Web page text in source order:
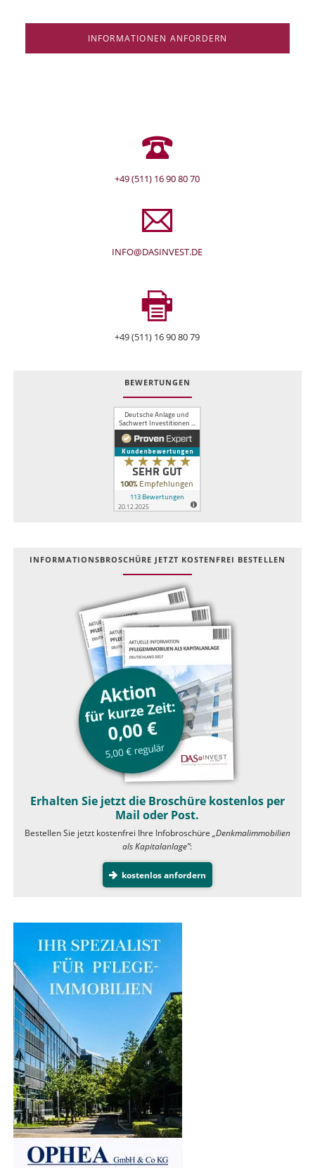
INFORMATIONEN ANFORDERN
+49 (511) 16 90 80 70
INFO@DASINVEST.DE
+49 (511) 16 90 80 79
BEWERTUNGEN
INFOR­MATIONS­BROSCHÜRE JETZT KOSTEN­FREI BESTELLEN
Erhalten Sie jetzt die Broschüre kostenlos per
Mail oder Post.
Bestellen Sie jetzt kostenfrei Ihre Infobroschüre „Denkmalimmobilien
als Kapitalanlage”:
kostenlos anfordern